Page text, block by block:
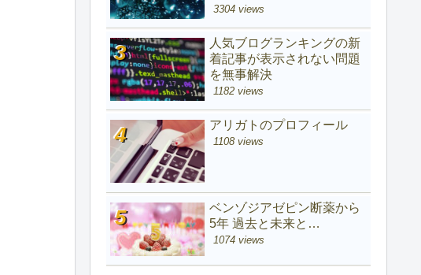
3304 views
人気ブログランキングの新
着記事が表示されない問題
を無事解決
1182 views
アリガトのプロフィール
1108 views
ベンゾジアゼピン断薬から
5年 過去と未来と…
1074 views